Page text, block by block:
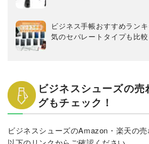
ビジネス手帳おすすめラン
気のセパレートタイプも比較
ビジネスシューズの売
グもチェック！
ビジネスシューズのAmazon・楽天の売